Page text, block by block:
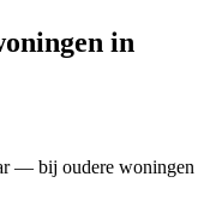
in
— bij oudere woningen